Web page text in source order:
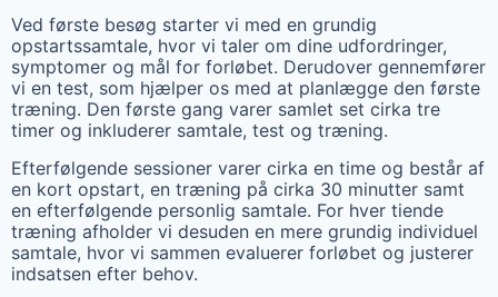
Ved første besøg starter vi med en grundig
opstartssamtale, hvor vi taler om dine udfordringer,
symptomer og mål for forløbet. Derudover gennemfører
vi en test, som hjælper os med at planlægge den første
træning. Den første gang varer samlet set cirka tre
timer og inkluderer samtale, test og træning.
Efterfølgende sessioner varer cirka en time og består af
en kort opstart, en træning på cirka 30 minutter samt
en efterfølgende personlig samtale. For hver tiende
træning afholder vi desuden en mere grundig individuel
samtale, hvor vi sammen evaluerer forløbet og justerer
indsatsen efter behov.